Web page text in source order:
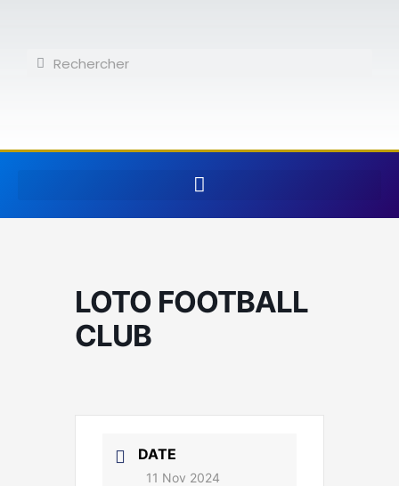
contenuRechercher
Rechercher
LOTO FOOTBALL
CLUB
DATE
11 Nov 2024